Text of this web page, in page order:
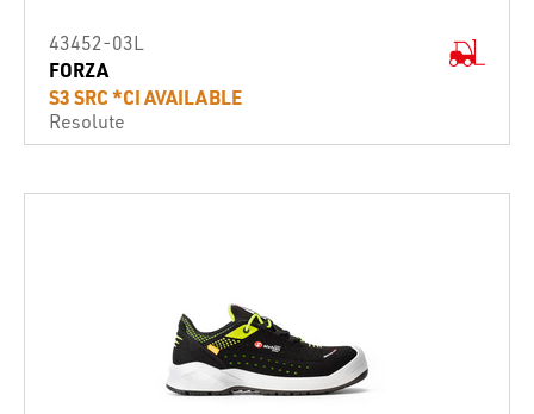
43452-03L
FORZA
S3 SRC *CI AVAILABLE
Resolute